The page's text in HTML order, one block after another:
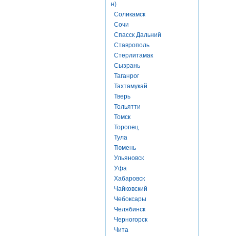
н)
Соликамск
Сочи
Спасск Дальний
Ставрополь
Стерлитамак
Сызрань
Таганрог
Тахтамукай
Тверь
Тольятти
Томск
Торопец
Тула
Тюмень
Ульяновск
Уфа
Хабаровск
Чайковский
Чебоксары
Челябинск
Черногорск
Чита